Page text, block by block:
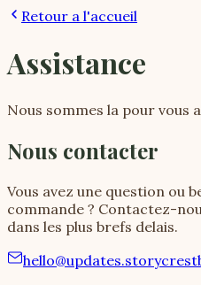
Retour a l'accueil
Assistance
Nous sommes la pour vous
Nous contacter
Vous avez une question ou
commande ? Contactez-
dans les plus brefs delais.